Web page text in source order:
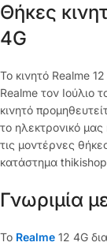
Θήκες
4G
Το κινητό Realme
Realme τον Ιούλιο
κινητό
το ηλεκτρονικό
τις μοντέρνες
κατάστημα
Γνωριμία
Το Realme 12 4G